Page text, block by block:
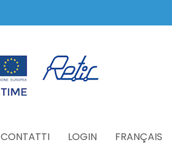
CONTATTI LOGIN FRANÇAIS